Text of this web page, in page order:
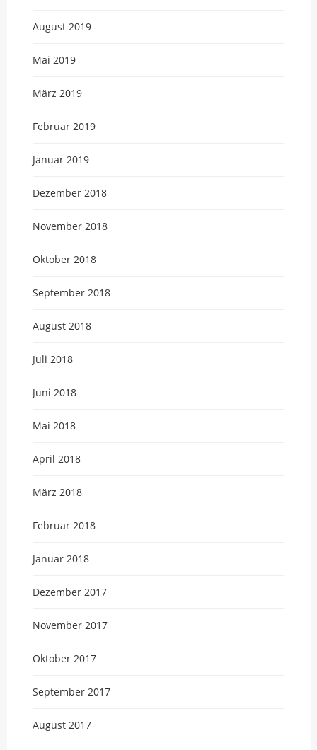
August 2019
Mai 2019
März 2019
Februar 2019
Januar 2019
Dezember 2018
November 2018
Oktober 2018
September 2018
August 2018
Juli 2018
Juni 2018
Mai 2018
April 2018
März 2018
Februar 2018
Januar 2018
Dezember 2017
November 2017
Oktober 2017
September 2017
August 2017